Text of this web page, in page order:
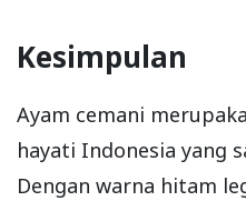
Kesimpulan
Ayam cemani
hayati Indonesia yang
Dengan warna hitam